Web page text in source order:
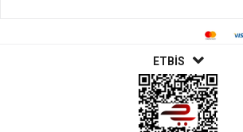
ETBİS